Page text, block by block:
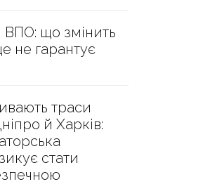
ВПО: що змінить
не гарантує
траси
й Харків:
стати